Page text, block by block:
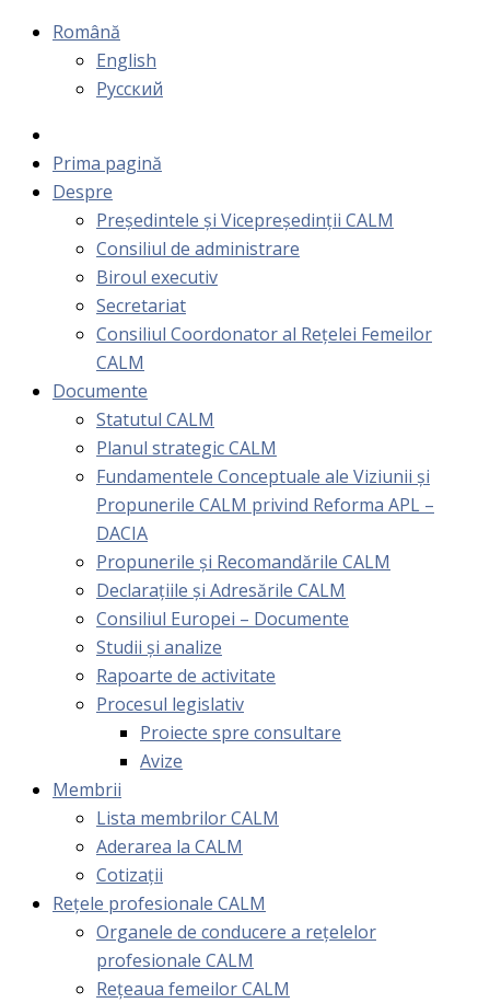
Română
English
Русский
Prima pagină
Despre
Președintele și Vicepreședinții CALM
Consiliul de administrare
Biroul executiv
Secretariat
Consiliul Coordonator al Rețelei Femeilor
CALM
Documente
Statutul CALM
Planul strategic CALM
Fundamentele Conceptuale ale Viziunii și
Propunerile CALM privind Reforma APL –
DACIA
Propunerile și Recomandările CALM
Declarațiile și Adresările CALM
Consiliul Europei – Documente
Studii și analize
Rapoarte de activitate
Procesul legislativ
Proiecte spre consultare
Avize
Membrii
Lista membrilor CALM
Aderarea la CALM
Cotizaţii
Rețele profesionale CALM
Organele de conducere a rețelelor
profesionale CALM
Rețeaua femeilor CALM